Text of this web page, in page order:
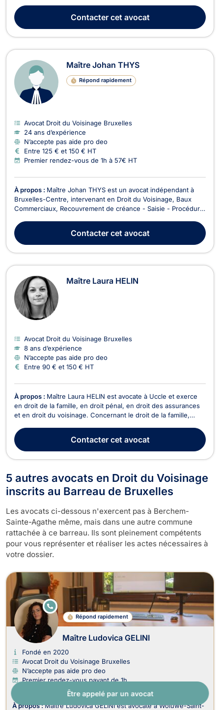
Être appelé par un avocat
clients afin de les accompagner dans des situations juridiques
diverses et d’assurer l...Contactercet avocat
Maître Johan THYS
Répond rapidement
Avocat Droit du Voisinage Bruxelles
24 ans d’expérience
N’accepte pas aide pro deo
Entre 125 € et 150 € HT
Premier rendez-vous de 1h à 57€ HT
À propos : Maître Johan THYS est un avocat indépendant à
Bruxelles-Centre, intervenant en Droit du Voisinage, Baux
Commerciaux, Recouvrement de créance - Saisie - Procédure
des problématiques juridiques liées aux litiges de voisinage,
aux baux et aux questions immobilières,...
Contactercet avocat
Maître Laura HELIN
Avocat Droit du Voisinage Bruxelles
8 ans d’expérience
N’accepte pas aide pro deo
Entre 90 € et 150 € HT
À propos : Maître Laura HELIN est avocate à Uccle et exerce
en droit de la famille, en droit pénal, en droit des assurances
et en droit du voisinage. Concernant le droit de la famille,
divorce à l’amiable ou contentieux, ainsi que ses
conséquences, comme l’hébergement des enf...
Contactercet avocat
5 autres avocats en Droit du Voisinage
inscrits au Barreau de Bruxelles
Les avocats ci-dessous n'exercent pas à Berchem-
Sainte-Agathe même, mais dans une autre commune
rattachée à ce barreau. Ils sont pleinement compétents
pour vous représenter et réaliser les actes nécessaires à
votre dossier.
Répond rapidement
E
N
LI
G
N
E
Maître Ludovica GELINI
Fondé en 2020
Avocat Droit du Voisinage Bruxelles
N’accepte pas aide pro deo
Premier rendez-vous payant de 1h
À propos :Maître Ludovica GELINI est avocate à Woluwe-Saint-